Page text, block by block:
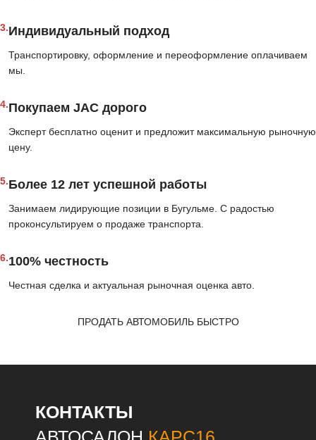
3.Индивидуальный подход
Транспортировку, оформление и переоформление оплачиваем
мы.
4.Покупаем JAC дорого
Эксперт бесплатно оценит и предложит максимальную рыночную
цену.
5.Более 12 лет успешной работы
Занимаем лидирующие позиции в Бугульме. С радостью
проконсультируем о продаже транспорта.
6.100% честность
Честная сделка и актуальная рыночная оценка авто.
ПРОДАТЬ АВТОМОБИЛЬ БЫСТРО
КОНТАКТЫ